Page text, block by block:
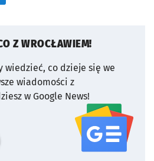
Z WROCŁAWIEM!
wiedzieć, co dzieje się we
wiadomości z
w Google News!
serwisu